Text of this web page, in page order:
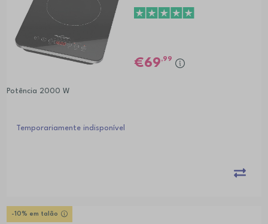
Potência 2000 W
69,99
Temporariamente indisponível
-10% em talão